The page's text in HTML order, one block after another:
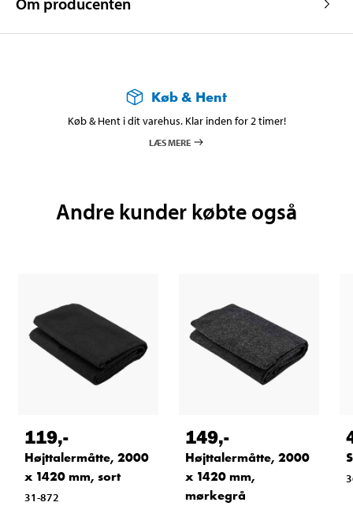
Køb & Hent
Køb & Hent i dit varehus. Klar inden for 2 timer!
LÆS MERE
Andre kunder købte også
119,-
Højttalermåtte, 2000
x 1420 mm, sort
31-872
149,-
Højttalermåtte, 2000
x 1420 mm,
mørkegrå